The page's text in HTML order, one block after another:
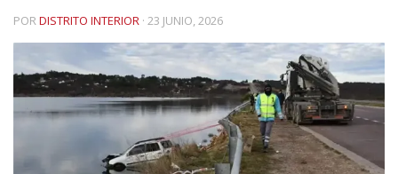
PORDISTRITO INTERIOR · 23 JUNIO, 2026